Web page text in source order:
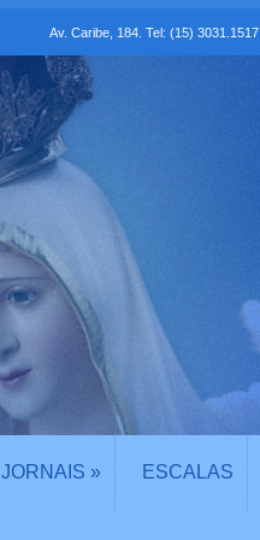
Av. Caribe, 184. Tel: (15) 3031.1517
JORNAIS » ESCALAS